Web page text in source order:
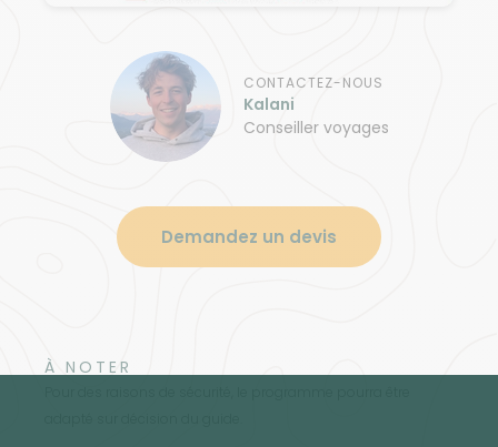
CONTACTEZ-NOUS
Kalani
Conseiller voyages
Demandez un devis
À NOTER